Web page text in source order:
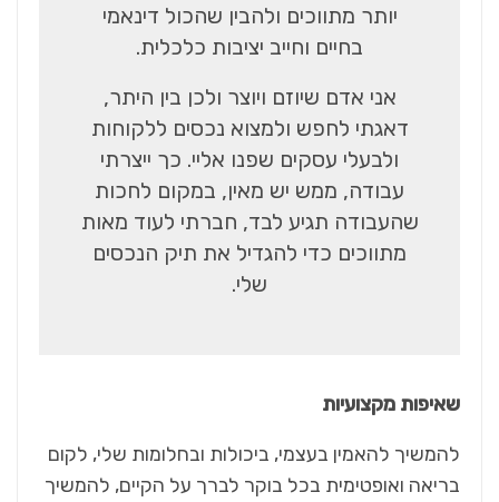
יותר מתווכים ולהבין שהכול דינאמי
בחיים וחייב יציבות כלכלית.
אני אדם שיוזם ויוצר ולכן בין היתר,
דאגתי לחפש ולמצוא נכסים ללקוחות
ולבעלי עסקים שפנו אליי. כך ייצרתי
עבודה, ממש יש מאין, במקום לחכות
שהעבודה תגיע לבד, חברתי לעוד מאות
מתווכים כדי להגדיל את תיק הנכסים
שלי.
שאיפות מקצועיות
להמשיך להאמין בעצמי, ביכולות ובחלומות שלי, לקום
בריאה ואופטימית בכל בוקר לברך על הקיים, להמשיך